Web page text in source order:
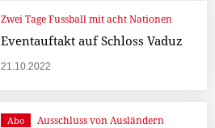
Zwei Tage Fussball mit acht Nationen
Eventauftakt auf Schloss Vaduz
21.10.2022
Abo Ausschluss von Ausländern